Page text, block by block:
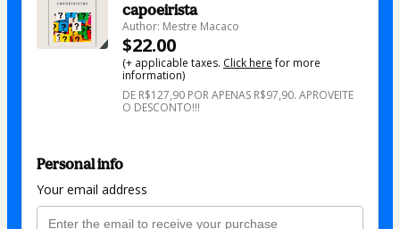
capoeirista
Author: Mestre Macaco
$22.00
(+ applicable taxes. Click herefor more
information)
DE R$127,90 POR APENAS R$97,90. APROVEITE
O DESCONTO!!!
Personal info
Your email address